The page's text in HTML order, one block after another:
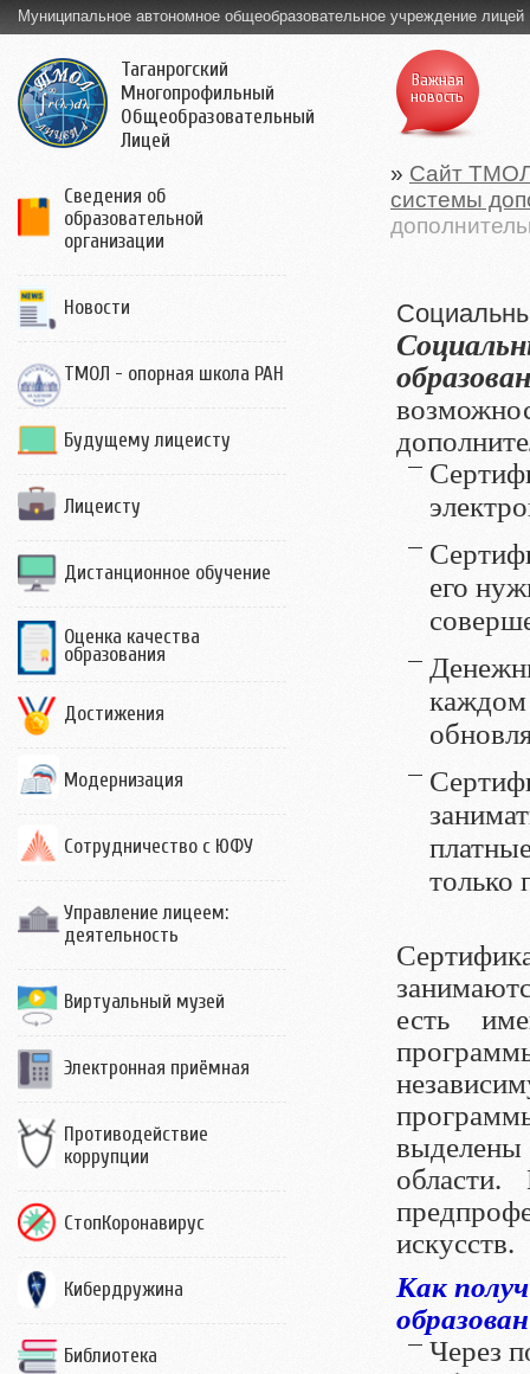
Муниципальное автономное общеобразовательное учреждение
Таганрогский
Многопрофильный
Общеобразовательный
Лицей
Сведения об
образовательной
организации
Новости
ТМОЛ - опорная школа РАН
Будущему лицеисту
Лицеисту
Дистанционное обучение
Оценка качества
образования
Достижения
Модернизация
Сотрудничество с ЮФУ
Управление лицеем:
деятельность
Виртуальный музей
Электронная приёмная
Противодействие
коррупции
СтопКоронавирус
Кибердружина
Библиотека
Важная
новость
» Сайт
системы
его
каждом
только
есть
области.
искусств.
Как
Через